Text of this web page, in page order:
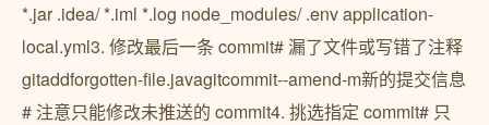
*.jar .idea/ *.iml *.log node_modules/ .env application-
local.yml3. 修改最后一条 commit# 漏了文件或写错了注释
gitaddforgotten-file.javagitcommit--amend-m新的提交信息
# 注意只能修改未推送的 commit4. 挑选指定 commit# 只